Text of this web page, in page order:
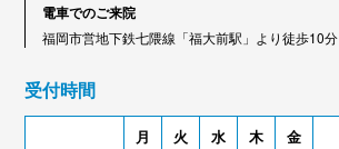
電車でのご来院
福岡市営地下鉄七隈線「福大前駅」より徒歩10分
受付時間
月 火 水 木 金